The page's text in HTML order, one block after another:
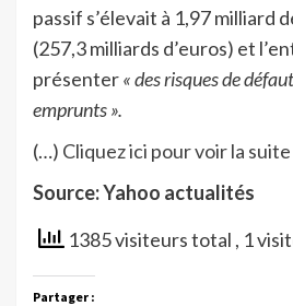
passif s’élevait à 1,97 milliard
(257,3 milliards d’euros) et
présenter« des risques de
emprunts ».
(…) Cliquez ici pour voir la suite
Source: Yahoo actualités
1385 visiteurs total , 1
Partager :